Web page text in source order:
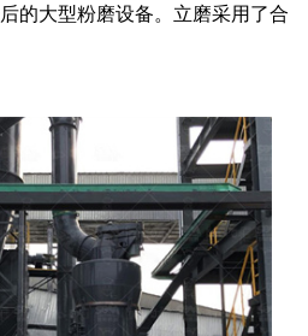
的大型粉磨设备。立磨采用了合